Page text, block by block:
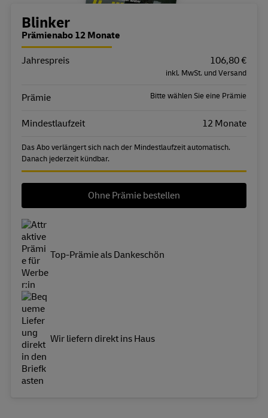
Bestellübersicht
Blinker
Prämienabo 12 Monate
Eigenschaft
Jahrespreis 106,80 €
inkl. MwSt. und Versand
Prämie Bitte wählen Sie eine Prämie
Mindestlaufzeit 12 Monate
Das Abo verlängert sich nach der Mindestlaufzeit automatisch.
Danach jederzeit kündbar.
Ohne Prämie bestellen
Top-Prämie als Dankeschön
Wir liefern direkt ins Haus